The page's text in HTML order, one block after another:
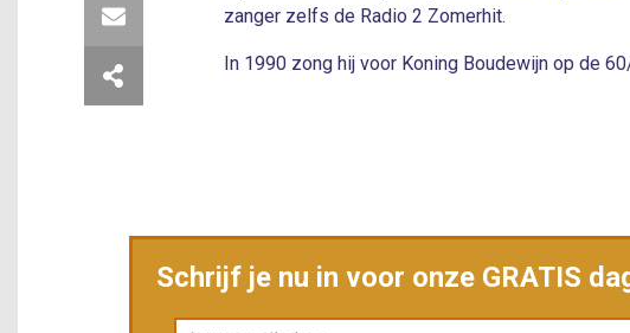
zanger zelfs de Radio 2 Zomerhit.
In 1990 zong hij voor Koning Boudewijn op de
Schrijf je nu in voor onze GRATIS